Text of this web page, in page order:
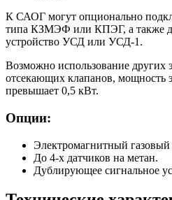
К САОГ могут опционально
типа КЗМЭФ или КПЭГ, а также
устройство УСД или УСД-1.
Возможно использование других
отсекающих клапанов, мощность
превышает 0,5 кВт.
Опции:
Электромагнитный
До 4-х датчиков на метан.
Дублирующее сигнальное